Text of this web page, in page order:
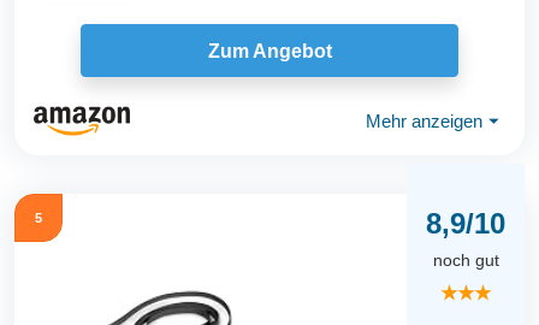
Zum Angebot
Mehr anzeigen ⏷
5 8,9/10
noch gut
★★★